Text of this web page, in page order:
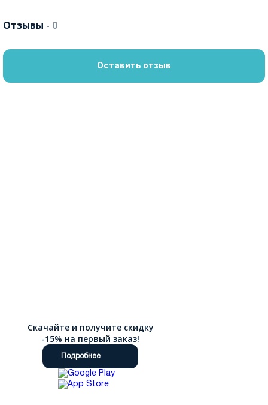
Отзывы - 0
Оставить отзыв
Скачайте и получите скидку
-15% на первый заказ!
Подробнее